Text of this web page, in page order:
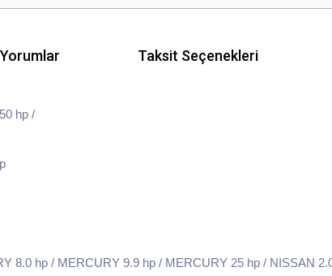
Yorumlar Taksit Seçenekleri
hp /
8.0 hp / MERCURY 9.9 hp / MERCURY 25 hp / NISSAN